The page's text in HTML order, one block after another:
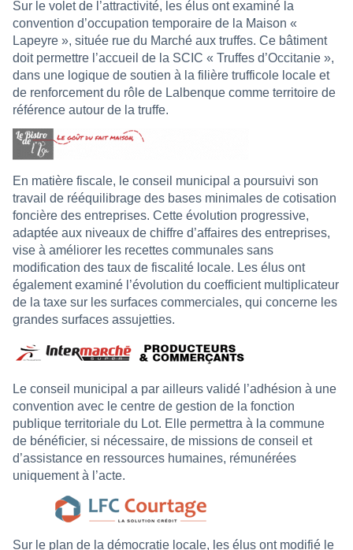
Sur le volet de l’attractivité, les élus ont examiné la
convention d’occupation temporaire de la Maison «
Lapeyre », située rue du Marché aux truffes. Ce bâtiment
doit permettre l’accueil de la SCIC « Truffes d’Occitanie »,
dans une logique de soutien à la filière trufficole locale et
de renforcement du rôle de Lalbenque comme territoire de
référence autour de la truffe.
En matière fiscale, le conseil municipal a poursuivi son
travail de rééquilibrage des bases minimales de cotisation
foncière des entreprises. Cette évolution progressive,
adaptée aux niveaux de chiffre d’affaires des entreprises,
vise à améliorer les recettes communales sans
modification des taux de fiscalité locale. Les élus ont
également examiné l’évolution du coefficient multiplicateur
de la taxe sur les surfaces commerciales, qui concerne les
grandes surfaces assujetties.
Le conseil municipal a par ailleurs validé l’adhésion à une
convention avec le centre de gestion de la fonction
publique territoriale du Lot. Elle permettra à la commune
de bénéficier, si nécessaire, de missions de conseil et
d’assistance en ressources humaines, rémunérées
uniquement à l’acte.
Sur le plan de la démocratie locale, les élus ont modifié le